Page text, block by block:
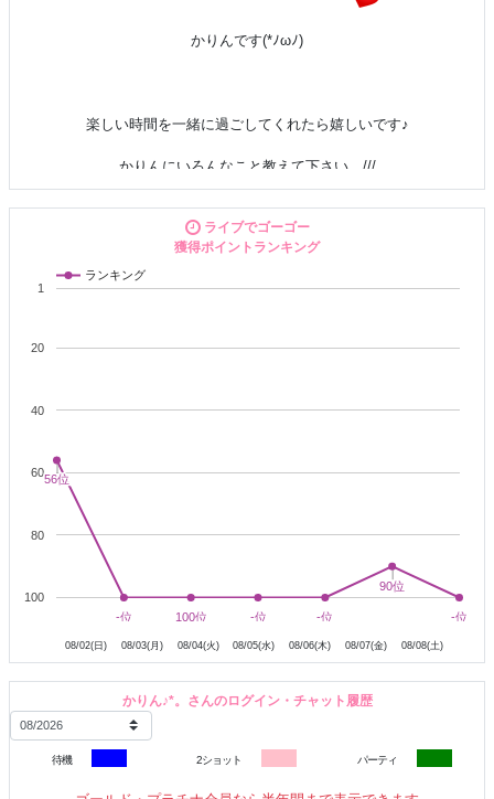
かりんです(*ﾉωﾉ)
楽しい時間を一緒に過ごしてくれたら嬉しいです♪
かりんにいろんなこと教えて下さい…///
待機中は恥ずかしいので///マスクありですが仲良くなったら
○8/10(月) 13:30~15:30
○8/21（金） 19:00~22:00
○8/22（土）21:00~
土日は お昼の時間
ライブでゴーゴー
獲得ポイントランキング
ランキング
8月4日
1
20
40
60
80
100
56位
56位
-位
-位 100位
100位 -位
-位 -位
-位
90位
90位
-位
-位
08/02(日) 08/03(月) 08/04(火) 08/05(水) 08/06(木) 08/07(金) 08/08(土)
かりん♪*。さんのログイン・チャット履歴
待機 2ショット パーティ